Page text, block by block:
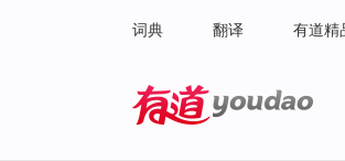
词典 翻译 有道精